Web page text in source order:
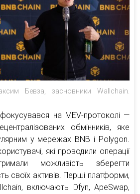
Бевза, засновники Wallchain.
на MEV-протоколі —
обмінників, яке
у мережах BNB і Polygon.
які проводили операції
можливість зберегти
своїх активів. Перші платформи,
включають Dfyn, ApeSwap,